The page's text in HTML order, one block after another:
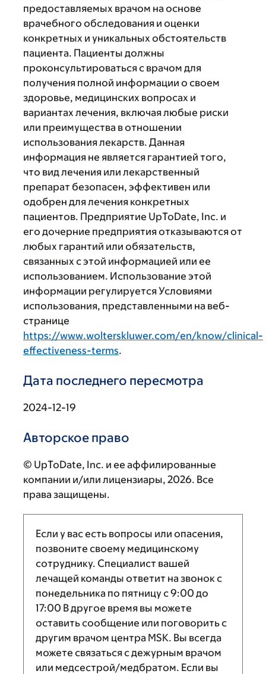
предоставляемых врачом на основе
врачебного обследования и оценки
конкретных и уникальных обстоятельств
пациента. Пациенты должны
проконсультироваться с врачом для
получения полной информации о своем
здоровье, медицинских вопросах и
вариантах лечения, включая любые риски
или преимущества в отношении
использования лекарств. Данная
информация не является гарантией того,
что вид лечения или лекарственный
препарат безопасен, эффективен или
одобрен для лечения конкретных
пациентов. Предприятие UpToDate, Inc. и
его дочерние предприятия отказываются от
любых гарантий или обязательств,
связанных с этой информацией или ее
использованием. Использование этой
информации регулируется Условиями
использования, представленными на веб-
странице
https://www.wolterskluwer.com/en/know/clinical-
effectiveness-terms.
Дата последнего пересмотра
2024-12-19
Авторское право
© UpToDate, Inc. и ее аффилированные
компании и/или лицензиары, 2026. Все
права защищены.
Если у вас есть вопросы или опасения,
позвоните своему медицинскому
сотруднику. Специалист вашей
лечащей команды ответит на звонок с
понедельника по пятницу с9:00 до
17:00 В другое время вы можете
оставить сообщение или поговорить с
другим врачом центра MSK. Вы всегда
можете связаться с дежурным врачом
или медсестрой/медбратом. Если вы